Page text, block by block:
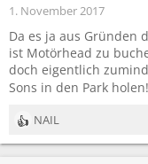
:
1. November 2017
Da es ja aus Gründen
ist Motörhead zu
doch eigentlich
Sons in den Park
R
e
NAIL